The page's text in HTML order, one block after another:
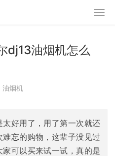
dj13油烟机怎么
油烟机
好用了，用了第一次就还
忘的购物，这辈子没见过
可以买来试一试，真的是